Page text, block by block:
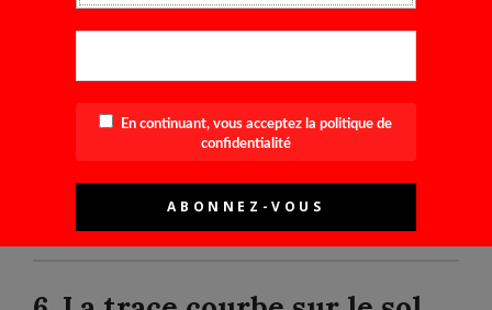
contraste fort entre une ombre fine et une
netteté qui renforce le caractère quasi graphique
de la scène
aucune lecture figurative immédiate →
abstraction pure
En continuant, vous acceptez la politique de
confidentialité